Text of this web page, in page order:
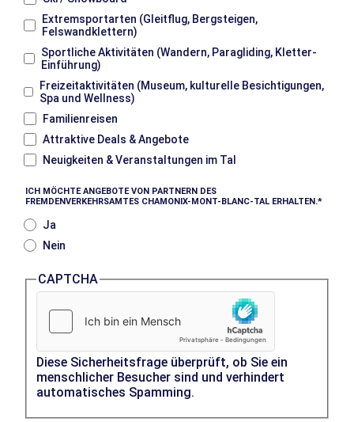
Extremsportarten (Gleitflug, Bergsteigen,
Felswandklettern)
Sportliche Aktivitäten (Wandern, Paragliding, Kletter-
Einführung)
Freizeitaktivitäten (Museum, kulturelle Besichtigungen,
Spa und Wellness)
Familienreisen
Attraktive Deals & Angebote
Neuigkeiten & Veranstaltungen im Tal
ICH MÖCHTE ANGEBOTE VON PARTNERN DES
FREMDENVERKEHRSAMTES CHAMONIX-MONT-BLANC-TAL ERHALTEN.
Ja
Nein
CAPTCHA
Diese Sicherheitsfrage überprüft, ob Sie ein
menschlicher Besucher sind und verhindert
automatisches Spamming.